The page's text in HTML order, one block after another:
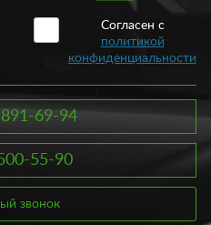
Согласен с
политикой
конфиденциальности
69-94
55-90
звонок